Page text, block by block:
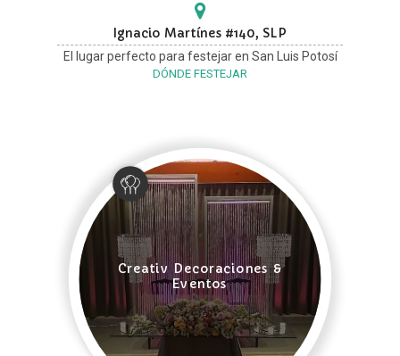
Ignacio Martínes #140, SLP
El lugar perfecto para festejar en San Luis Potosí
DÓNDE FESTEJAR
Creativ Decoraciones &
Eventos